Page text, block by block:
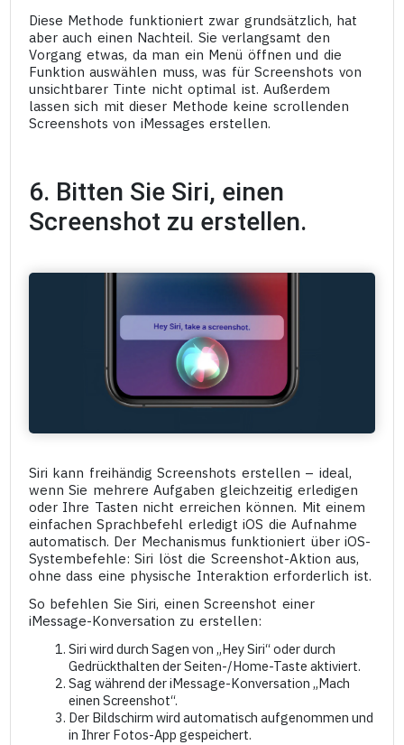
Diese Methode funktioniert zwar grundsätzlich, hat
aber auch einen Nachteil. Sie verlangsamt den
Vorgang etwas, da man ein Menü öffnen und die
Funktion auswählen muss, was für Screenshots von
unsichtbarer Tinte nicht optimal ist. Außerdem
lassen sich mit dieser Methode keine scrollenden
Screenshots von iMessages erstellen.
6. Bitten Sie Siri, einen
Screenshot zu erstellen.
Siri kann freihändig Screenshots erstellen – ideal,
wenn Sie mehrere Aufgaben gleichzeitig erledigen
oder Ihre Tasten nicht erreichen können. Mit einem
einfachen Sprachbefehl erledigt iOS die Aufnahme
automatisch. Der Mechanismus funktioniert über iOS-
Systembefehle: Siri löst die Screenshot-Aktion aus,
ohne dass eine physische Interaktion erforderlich ist.
So befehlen Sie Siri, einen Screenshot einer
iMessage-Konversation zu erstellen:
Siri wird durch Sagen von „Hey Siri“ oder durch
Gedrückthalten der Seiten-/Home-Taste aktiviert.
Sag während der iMessage-Konversation „Mach
einen Screenshot“.
Der Bildschirm wird automatisch aufgenommen und
in Ihrer Fotos-App gespeichert.